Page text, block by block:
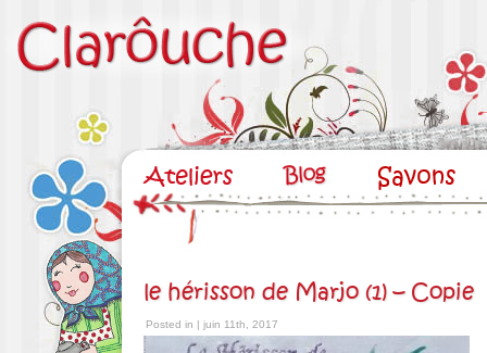
le hérisson de Marjo (1) – Copie
Posted in | juin 11th, 2017